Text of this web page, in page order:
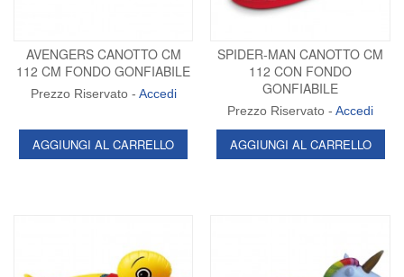
AVENGERS CANOTTO CM
112 CM FONDO GONFIABILE
Prezzo Riservato - Accedi
AGGIUNGI AL CARRELLO
SPIDER-MAN CANOTTO CM
112 CON FONDO
GONFIABILE
Prezzo Riservato -Accedi
AGGIUNGI AL CARRELLO